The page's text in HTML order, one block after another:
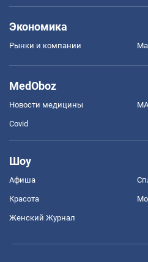
Экономика
Рынки и компании
MedOboz
Новости медицины
Covid
Шоу
Афиша
Красота
Женский Журнал